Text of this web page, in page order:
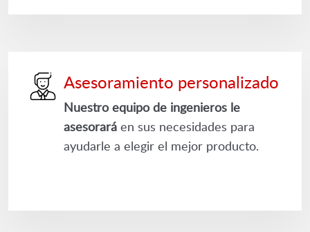
Asesoramiento personalizado
Nuestro equipo de ingenieros le
asesorará en sus necesidades para
ayudarle a elegir el mejor producto.